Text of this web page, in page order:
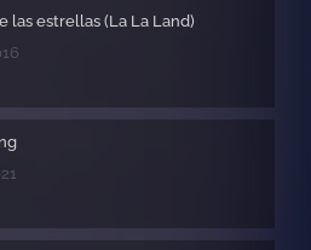
las estrellas (La La Land)